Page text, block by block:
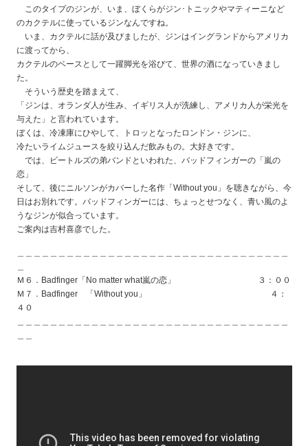
このタイプのジンが、いま、ぼくらがジン･トニックやマティーニなど
のカクテルに使っているジンなんですね。
いま、カクテルに話が及びましたが、ジンはイングランドからアメリカ
に渡ってから、
カクテルのベースとして一躍脚光を浴びて、世界の酒になっていきまし
た。
そういう歴史を踏まえて、
「ジンは、オランダ人が生み、イギリス人が洗練し、アメリカ人が栄光を
与えた」と言われています。
ぼくは、冷凍庫にひやして、トロッとなったロンドン・ジンに、
冷たいライムジュースを絞り込んだ飲みもの。大好きです。
では、ビートルズの弟バンドといわれた、バッドフィンガーの「嵐の
恋」
そして、後にニルソンがカバーした名作「Without you」を聴きながら、今
日はお別れです。バッドフィンガーには、ちょっとせつなく、青い風のよ
うなジンが似合っています。
ご案内は吉村喜彦でした。
Ｍ６．Badfinger「No matter what嵐の恋」 ３：００
Ｍ７．Badfinger 「Without you」 ４：
４０